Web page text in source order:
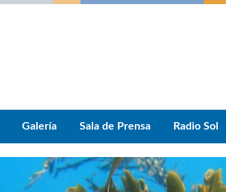
Galería Sala de Prensa Radio Sol